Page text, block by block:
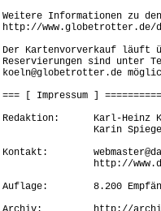
Weitere Informationen zu
http://
Der Kartenvorverkauf läuft
Reservierungen sind unter
koeln@globetrotter.de
=== [ Impressum ]
Redaktion: Karl-Heinz
Karin
Kontakt:
http://www.dav-
Auflage: 8.200